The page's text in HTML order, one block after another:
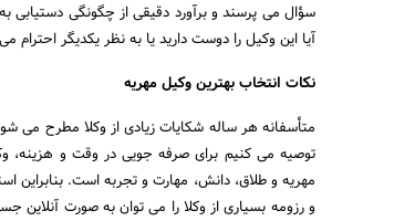
سؤال می پرسند و برآورد دقیقی از چگونگی دستیابی
آیا این وکیل را دوست دارید یا به نظر یکدیگر احترام
نکات انتخاب بهترین وکیل مهریه
متأسفانه هر ساله شکایات زیادی از وکلا مطرح
توصیه می کنیم برای صرفه جویی در وقت و هزینه،
مهریه و طلاق، دانش، مهارت و تجربه است.
و رزومه بسیاری از وکلا را می توان به صورت آنلاین